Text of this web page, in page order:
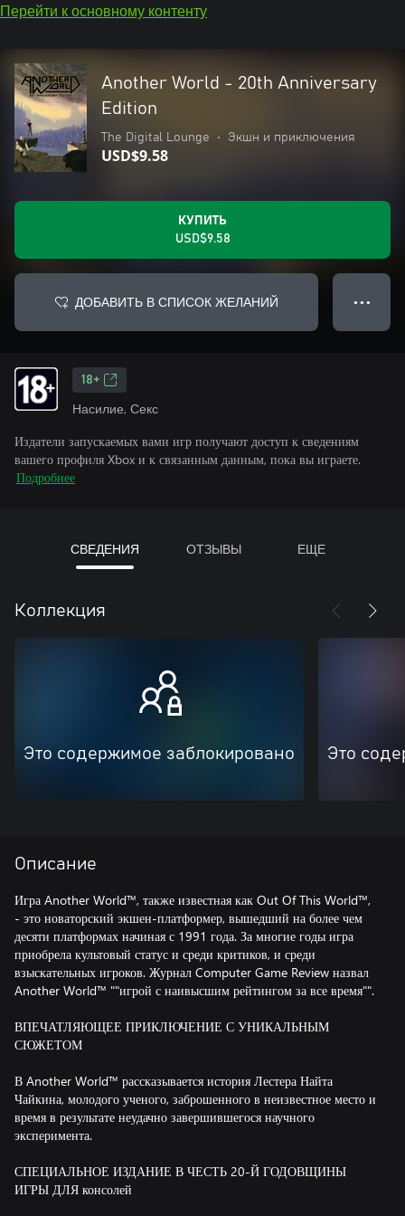
Перейти к основному контенту
Another World - 20th Anniversary
Edition
The Digital Lounge • Экшн и приключения
USD$9.58
КУПИТЬ
USD$9.58
ДОБАВИТЬ В СПИСОК ЖЕЛАНИЙ ● ● ●
18+
Насилие, Секс
Издатели запускаемых вами игр получают доступ к сведениям
вашего профиля Xbox и к связанным данным, пока вы играете.
Подробнее
СВЕДЕНИЯ ОТЗЫВЫ ЕЩЕ
Коллекция
Это содержимое заблокировано Это
Описание
Игра Another World™, также известная как Out Of This World™,
- это новаторский экшен-платформер, вышедший на более чем
десяти платформах начиная с 1991 года. За многие годы игра
приобрела культовый статус и среди критиков, и среди
взыскательных игроков. Журнал Computer Game Review назвал
Another World™ ""игрой с наивысшим рейтингом за все время"".
ВПЕЧАТЛЯЮЩЕЕ ПРИКЛЮЧЕНИЕ С УНИКАЛЬНЫМ
СЮЖЕТОМ
В Another World™ рассказывается история Лестера Найта
Чайкина, молодого ученого, заброшенного в неизвестное место и
время в результате неудачно завершившегося научного
эксперимента.
СПЕЦИАЛЬНОЕ ИЗДАНИЕ В ЧЕСТЬ 20-Й ГОДОВЩИНЫ
ИГРЫ ДЛЯ консолей